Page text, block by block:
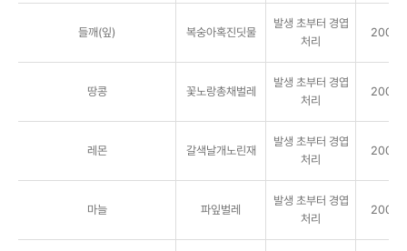
들깨(잎) 복숭아혹진딧물
발생 초부터 경엽
처리
2000
땅콩 꽃노랑총채벌레
발생 초부터 경엽
처리
2000
레몬 갈색날개노린재
발생 초부터 경엽
처리
2000
마늘 파잎벌레
발생 초부터 경엽
처리
2000